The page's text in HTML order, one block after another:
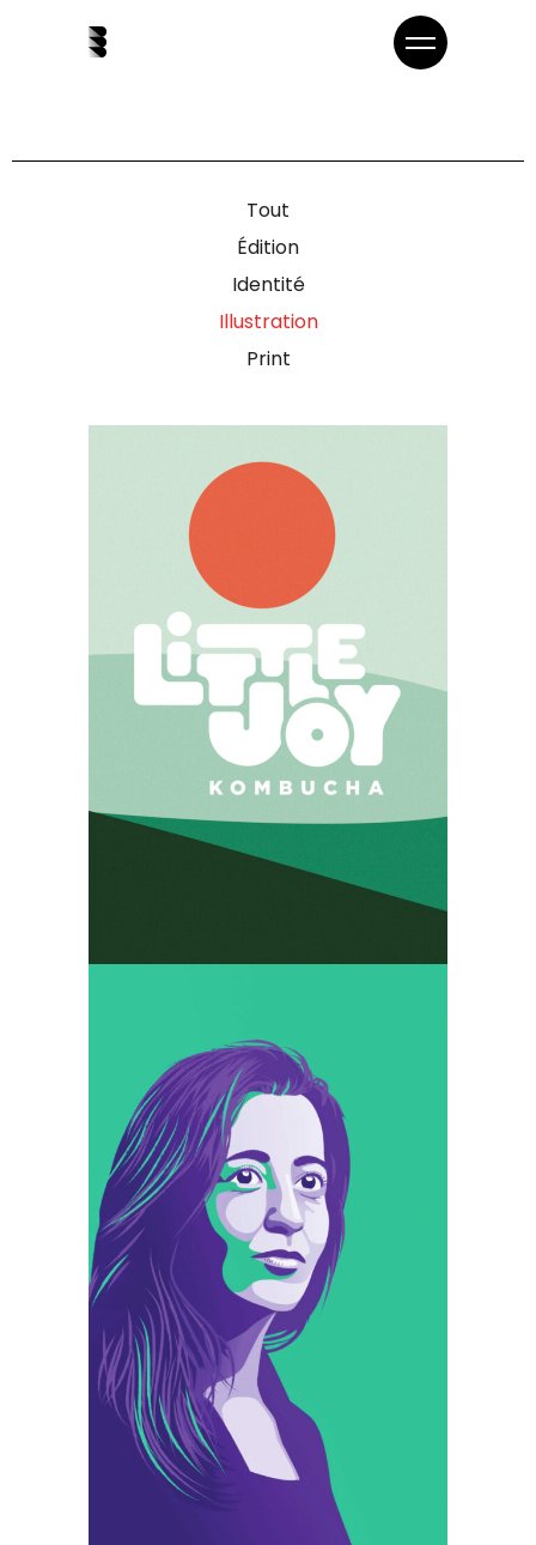
Tout
Édition
Identité
Illustration
Print
Identité Illustration
Little Joy
ÉditionIdentité IllustrationPrint
Campagne Karima
Delli